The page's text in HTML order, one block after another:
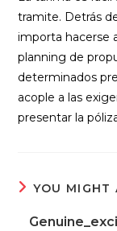
tramite. Detrás
importa hacerse
planning de
determinados
acople a las
presentar la
YOU MIGHT